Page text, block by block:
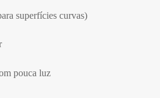
superfícies curvas)
pouca luz